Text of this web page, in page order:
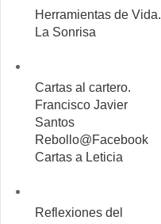
Herramientas de Vida.
La Sonrisa
Cartas al cartero.
Francisco Javier
Santos
Rebollo@Facebook
Cartas a Leticia
Reflexiones del